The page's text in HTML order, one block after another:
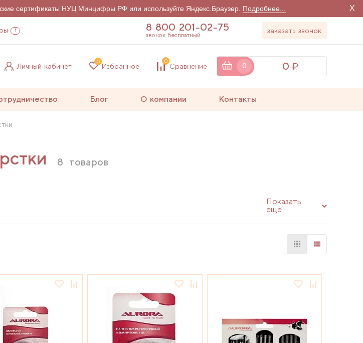
сертификаты НУЦ Минцифры РФ или используйте Яндекс.Браузер. Подробнее... X
1 8 800 201-02-75
звонок бесплатный
заказать звонок
Личный кабинет Избранное
0
Сравнение
0
0 0
Блог О компании Контакты
8 товаров
Показать
еще